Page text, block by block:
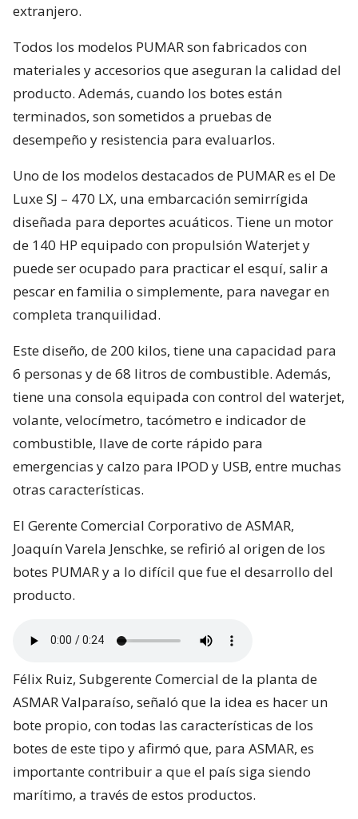
extranjero.
Todos los modelos PUMAR son fabricados con
materiales y accesorios que aseguran la calidad del
producto. Además, cuando los botes están
terminados, son sometidos a pruebas de
desempeño y resistencia para evaluarlos.
Uno de los modelos destacados de PUMAR es el De
Luxe SJ – 470 LX, una embarcación semirrígida
diseñada para deportes acuáticos. Tiene un motor
de 140 HP equipado con propulsión Waterjet y
puede ser ocupado para practicar el esquí, salir a
pescar en familia o simplemente, para navegar en
completa tranquilidad.
Este diseño, de 200 kilos, tiene una capacidad para
6 personas y de 68 litros de combustible. Además,
tiene una consola equipada con control del waterjet,
volante, velocímetro, tacómetro e indicador de
combustible, llave de corte rápido para
emergencias y calzo para IPOD y USB, entre muchas
otras características.
El Gerente Comercial Corporativo de ASMAR,
Joaquín Varela Jenschke, se refirió al origen de los
botes PUMAR y a lo difícil que fue el desarrollo del
producto.
Félix Ruiz, Subgerente Comercial de la planta de
ASMAR Valparaíso, señaló que la idea es hacer un
bote propio, con todas las características de los
botes de este tipo y afirmó que, para ASMAR, es
importante contribuir a que el país siga siendo
marítimo, a través de estos productos.